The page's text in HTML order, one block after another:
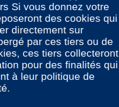
équipe, un échange contre
Si vous donnez votre
des cookies qui
directement sur
par ces tiers ou de
ces tiers collecteront
pour des finalités qui
à leur politique de